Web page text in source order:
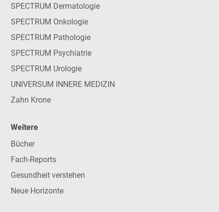
SPECTRUM Dermatologie
SPECTRUM Onkologie
SPECTRUM Pathologie
SPECTRUM Psychiatrie
SPECTRUM Urologie
UNIVERSUM INNERE MEDIZIN
Zahn Krone
Weitere
Bücher
Fach-Reports
Gesundheit verstehen
Neue Horizonte